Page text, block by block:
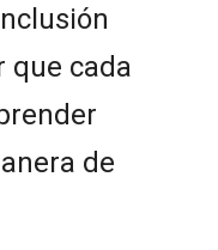
que cada
de